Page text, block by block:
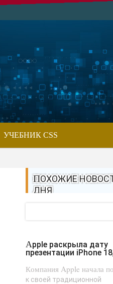
УЧЕБНИК CSS
ПОХОЖИЕ НОВОСТИ
ДНЯ
Apple раскрыла дату
презентации iPhone
Компания Apple начала
к своей традиционной